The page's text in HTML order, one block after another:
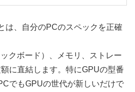
は、自分のPCのスペックを正確
クボード）、メモリ、ストレー
に直結します。特にGPUの型番
でもGPUの世代が新しいだけで